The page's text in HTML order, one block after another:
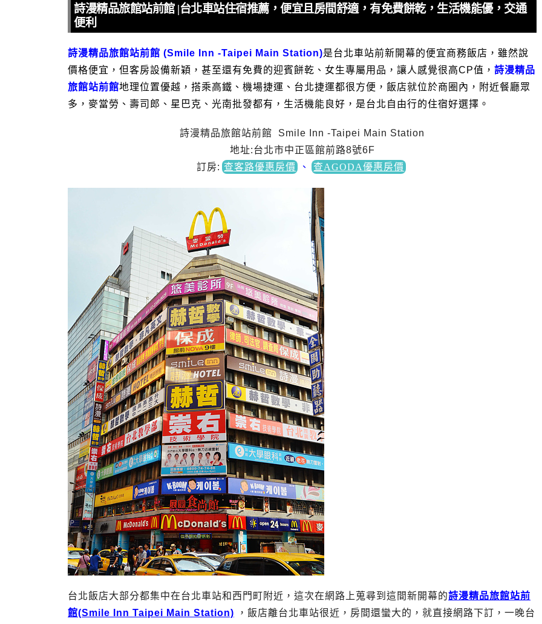
詩漫精品旅館站前館 |台北車站住宿推薦，便宜且房間舒適，有免費餅乾，生活機能優，交通
便利
詩漫精品旅館站前館 (Smile Inn -Taipei Main Station)是台北車站前新開幕的便宜商務飯店，雖然說
價格便宜，但客房設備新穎，甚至還有免費的迎賓餅乾、女生專屬用品，讓人感覺很高CP值， 詩漫精品
旅館站前館地理位置優越，搭乘高鐵、機場捷運、台北捷運都很方便，飯店就位於商圈內，附近餐廳眾
多，麥當勞、壽司郎、星巴克、光南批發都有，生活機能良好，是台北自由行的住宿好選擇。
詩漫精品旅館站前館 Smile Inn -Taipei Main Station
地址:台北市中正區館前路8號6F
訂房: 查客路優惠房價 、 查AGODA優惠房價
台北飯店大部分都集中在台北車站和西門町附近，這次在網路上蒐尋到這間新開幕的詩漫精品旅館站前
館(Smile Inn Taipei Main Station)
，飯店離台北車站很近，房間還蠻大的，就直接網路下訂，一晚台